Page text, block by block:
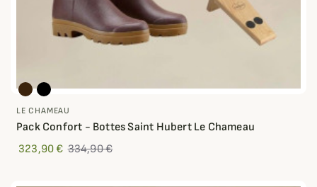
LE CHAMEAU
Pack Confort - Bottes Saint Hubert Le Chameau
323,90 € 334,90 €